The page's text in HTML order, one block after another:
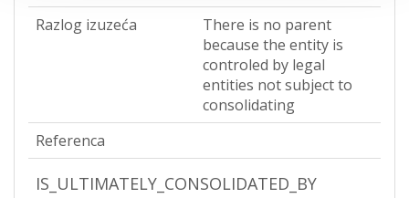
Razlog izuzeća
There is no parent
because the entity is
controled by legal
entities not subject to
consolidating
Referenca
IS_ULTIMATELY_CONSOLIDATED_BY